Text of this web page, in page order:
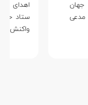
واکنش…